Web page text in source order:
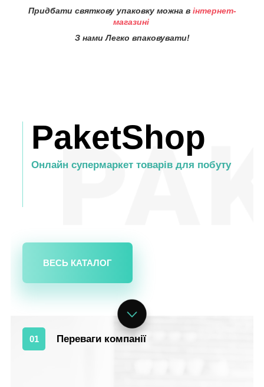
Придбати святкову упаковку можна в інтернет-
магазині
З нами Легко впаковувати!
PaketShop
Онлайн супермаркет товарів для побуту
ВЕСЬ КАТАЛОГ
01 Переваги компанії